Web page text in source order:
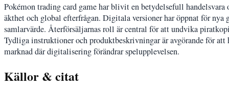
Pokémon trading card game har blivit en betydelsefull
äkthet och global efterfrågan. Digitala versioner har öppnat för
samlarvärde. Återförsäljarnas roll är central för att undvika
Tydliga instruktioner och produktbeskrivningar är avgörande för
marknad där digitalisering förändrar spelupplevelsen.
Källor & citat